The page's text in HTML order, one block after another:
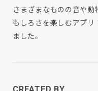
さまざまなものの音や
もしろさを楽しむアプ
ました。